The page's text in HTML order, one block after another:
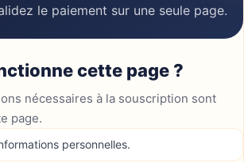
le paiement sur une seule page.
cette page ?
nécessaires à la souscription sont
page.
personnelles.